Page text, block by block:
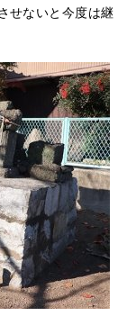
せないと今度は継